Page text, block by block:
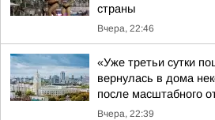
страны
Вчера, 22:46
«Уже третьи сутки
вернулась в дома
после масштабного
Вчера, 22:39